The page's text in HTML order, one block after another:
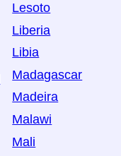
Lesoto
Liberia
Libia
Madagascar
Madeira
Malawi
Mali